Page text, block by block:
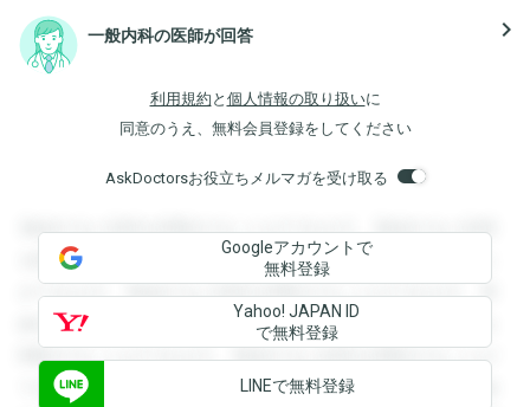
一般内科の医師が回答 navigate_next
利用規約 と 個人情報の取り扱いに
同意のうえ、無料会員登録をしてください
AskDoctorsお役立ちメルマガを受け取る
登録すると回答を閲覧することができます。登録すると回答
を閲覧することができます。登録すると回答を閲覧すること
ができます。登録すると回答を閲覧することができます。登
録すると回答を閲覧することができます。登録すると回答を
閲覧することができます。登録すると回答を閲覧することが
できます。登録すると回答を閲覧することができます。登録
Googleアカウントで
無料登録
Yahoo! JAPAN ID
で無料登録
LINEで無料登録